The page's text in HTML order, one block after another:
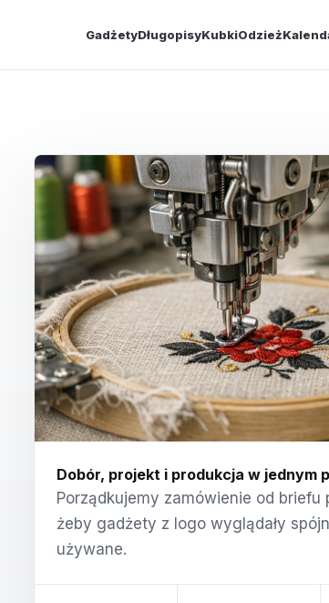
GadżetyDługopisyKubkiOdzież
Dobór, projekt i produkcja w jednym
Porządkujemy zamówienie od briefu
żeby gadżety z logo wyglądały
używane.